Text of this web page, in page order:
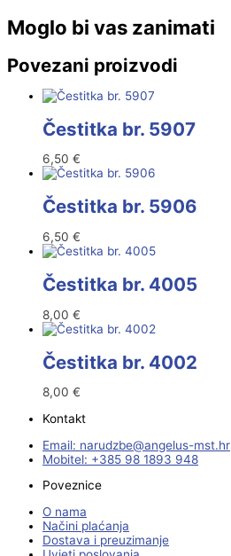
Moglo bi vas zanimati
Povezani proizvodi
Čestitka br. 5907
6,50 €
Čestitka br. 5906
6,50 €
Čestitka br. 4005
8,00 €
Čestitka br. 4002
8,00 €
Kontakt
Email:
rh.tsm-sulegna
@ebzduran
Mobitel: +385 98 1893 948
Poveznice
O nama
Načini plaćanja
Dostava i preuzimanje